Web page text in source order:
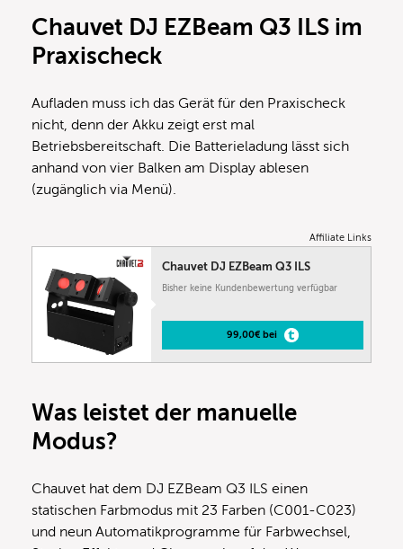
Chauvet DJ EZBeam Q3 ILS im
Praxischeck
Aufladen muss ich das Gerät für den Praxischeck
nicht, denn der Akku zeigt erst mal
Betriebsbereitschaft. Die Batterieladung lässt sich
anhand von vier Balken am Display ablesen
(zugänglich via Menü).
Affiliate Links
Chauvet DJ EZBeam Q3 ILS
Bisher keine Kundenbewertung verfügbar
99,00€ bei
Was leistet der manuelle
Modus?
Chauvet hat dem DJ EZBeam Q3 ILS einen
statischen Farbmodus mit 23 Farben (C001-C023)
und neun Automatikprogramme für Farbwechsel,